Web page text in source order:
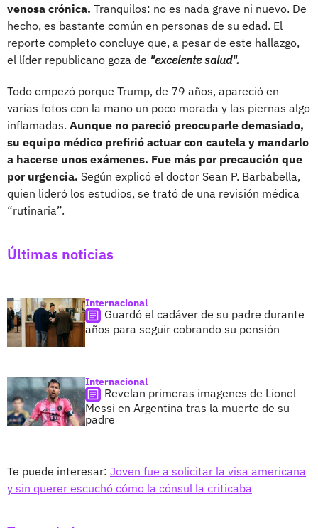
venosa crónica. Tranquilos: no es nada grave ni nuevo. De
hecho, es bastante común en personas de su edad. El
reporte completo concluye que, a pesar de este hallazgo,
el líder republicano goza de "excelente salud".
Todo empezó porque Trump, de 79 años, apareció en
varias fotos con la mano un poco morada y las piernas algo
inflamadas. Aunque no pareció preocuparle demasiado,
su equipo médico prefirió actuar con cautela y mandarlo
a hacerse unos exámenes. Fue más por precaución que
por urgencia. Según explicó el doctor Sean P. Barbabella,
quien lideró los estudios, se trató de una revisión médica
“rutinaria”.
Últimas noticias
Internacional
Guardó el cadáver de su padre durante
años para seguir cobrando su pensión
Internacional
Revelan primeras imagenes de Lionel
Messi en Argentina tras la muerte de su
padre
Te puede interesar: Joven fue a solicitar la visa americana
y sin querer escuchó cómo la cónsul la criticaba